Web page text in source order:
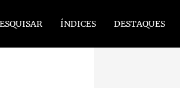
ÍNDICES DESTAQUES